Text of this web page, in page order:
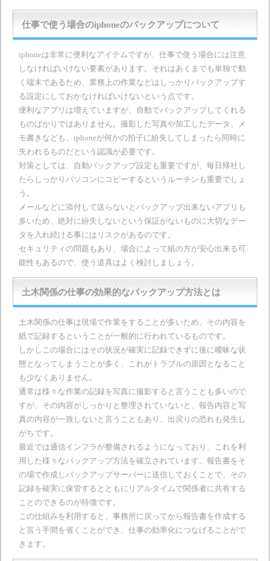
仕事で使う場合のiphoneのバックアップについて
iphoneは非常に便利なアイテムですが、仕事で使う場合には注意
しなければいけない要素があります。それはあくまでも単独で動
く端末であるため、業務上の作業などはしっかりバックアップす
る設定にしておかなければいけないという点です。
便利なアプリは増えていますが、自動でバックアップしてくれる
ものばかりではありません。撮影した写真や加工したデータ、メ
モ書きなども、iphoneが何かの拍子に紛失してしまったら同時に
失われるものだという認識が必要です。
対策としては、自動バックアップ設定も重要ですが、毎日帰社し
たらしっかりパソコンにコピーするというルーチンも重要でしょ
う。
メールなどに添付して送らないとバックアップ出来ないアプリも
多いため、絶対に紛失しないという保証がないものに大切なデー
タを入れ続ける事にはリスクがあるのです。
セキュリティの問題もあり、場合によって紙の方が安心出来る可
能性もあるので、使う道具はよく検討しましょう。
土木関係の仕事の効果的なバックアップ方法とは
土木関係の仕事は現場で作業をすることが多いため、その内容を
紙で記録するということが一般的に行われているものです。
しかしこの場合にはその状況が確実に記録できずに後に曖昧な状
態となってしまうことが多く、これがトラブルの原因となること
も少なくありません。
通常は様々な作業の記録を写真に撮影すると言うことも多いので
すが、その内容がしっかりと整理されていないと、報告内容と写
真の内容が一致しないと言うこともあり、出戻りの恐れも発生し
がちです。
最近では通信インフラが整備されるようになっており、これを利
用した様々なバックアップ方法を確立されています。報告書をそ
の場で作成しバックアップサーバーに送信しておくことで、その
記録を確実に保管するとともにリアルタイムで関係者に共有する
ことのできるのが特徴です。
この仕組みを利用すると、事務所に戻ってから報告書を作成する
と言う手間を省くことができ、仕事の効率化につなげることがで
きます。